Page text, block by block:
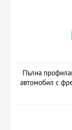
Пълна
автомобил с